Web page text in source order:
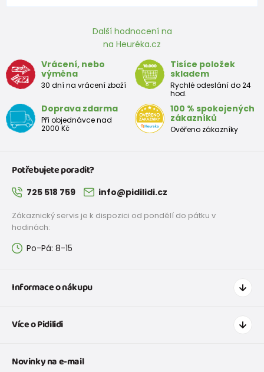
Další hodnocení na
na Heuréka.cz
Vrácení, nebo
výměna
30 dní na vrácení zboží
Tisíce položek
skladem
Rychlé odeslání do 24
hod.
Doprava zdarma
Při objednávce nad
2000 Kč
100 % spokojených
zákazníků
Ověřeno zákazníky
Potřebujete poradit?
725 518 759 info@pidilidi.cz
Zákaznický servis je k dispozici od pondělí do pátku v
hodinách:
Po-Pá: 8-15
Informace o nákupu
Doprava a platba
Tabulka velikostí obuvi
Více o Pidilidi
O nás
Novinky na e-mail